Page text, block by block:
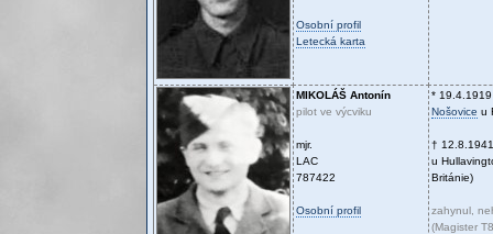
Osobní profil
Letecká karta
MIKOLÁŠ Antonín
pilot ve výcviku
mjr.
LAC
787422
Osobní profil
* 19.4.1919
Nošovice u
† 12.8.1941
u
Británie)
zahynul,
(Magister